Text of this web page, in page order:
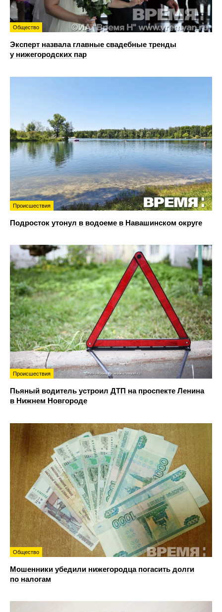
Общество
Эксперт назвала главные свадебные тренды
у нижегородских пар
Происшествия
Подросток утонул в водоеме в Навашинском округе
Происшествия
Пьяный водитель устроил ДТП на проспекте Ленина
в Нижнем Новгороде
Общество
Мошенники убедили нижегородца погасить долги
по налогам